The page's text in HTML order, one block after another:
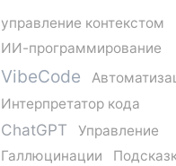
управление контекстом
ИИ-программирование
VibeCode
Интерпретатор кода
ChatGPT
Управление
Галлюцинации